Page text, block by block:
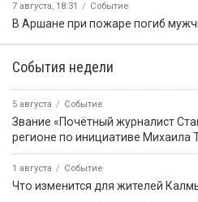
7 августа, 18:31 Событие
В Аршане при пожаре погиб
События недели
5 августа Событие
Звание «Почётный журналист
регионе по инициативе Михаила
1 августа Событие
Что изменится для жителей